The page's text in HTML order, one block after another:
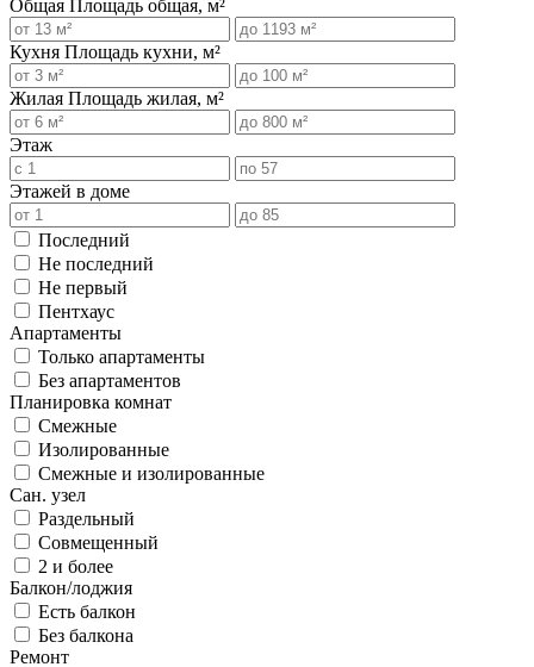
Общая Площадь общая, м²
Кухня Площадь кухни, м²
Жилая Площадь жилая, м²
Этаж
Этажей в доме
Последний
Не последний
Не первый
Пентхаус
Апартаменты
Только апартаменты
Без апартаментов
Планировка комнат
Смежные
Изолированные
Смежные и изолированные
Сан. узел
Раздельный
Совмещенный
2 и более
Балкон/лоджия
Есть балкон
Без балкона
Ремонт